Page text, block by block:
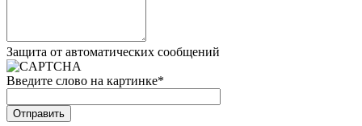
Защита от автоматических сообщений
Введите слово на картинке*